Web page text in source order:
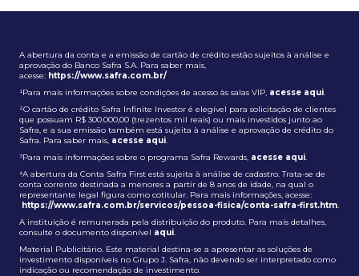
A abertura da conta e a emissão de cartão de crédito estão sujeitos à análise e
aprovação do Banco Safra S.A. Para saber mais,
acesse: https://www.safra.com.br/
¹Para mais informações sobre condições de acesso às salas VIP, acesse aqui.
²O cartão de crédito Safra Infinite Investor é elegível para solicitação de clientes
que possuam R$ 300.000,00 (trezentos mil reais) ou mais investidos junto ao
Safra, e a sua emissão também está sujeita à análise e aprovação de crédito do
Safra. Para saber mais, acesse aqui.
³Para mais informações sobre o programa Safra Rewards, acesse aqui.
⁴A abertura da Conta Safra First está sujeita à análise de cadastro. Trata-se de
conta corrente destinada a menores a partir de 8 anos de idade, na qual o
representante legal figura como cotitular. Para mais informações, acesse:
https://www.safra.com.br/servicos/pessoa-fisica/conta-safra-first.htm.
A instituição é remunerada pela distribuição do produto. Para mais detalhes,
consulte o documento disponível aqui.
Material Publicitário. Este material destina-se a apresentar as soluções de
investimento disponíveis no Grupo J. Safra, não devendo ser interpretado como
indicação ou recomendação de investimento.